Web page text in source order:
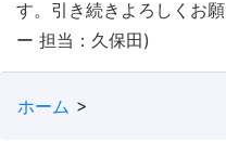
す。引き続きよろしくお
ー 担当：久保田)
ホーム